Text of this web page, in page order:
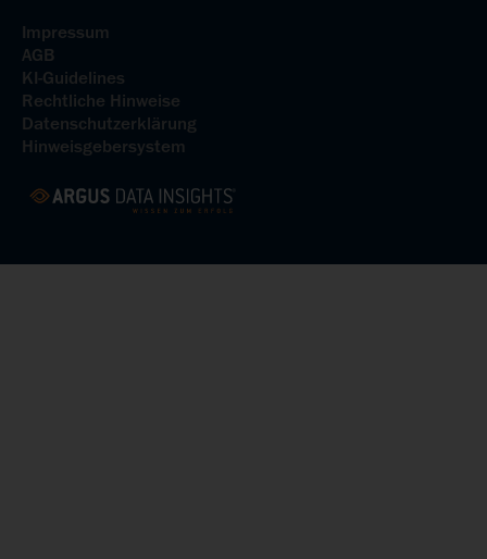
Impressum
AGB
KI-Guidelines
Rechtliche Hinweise
Datenschutzerklärung
Hinweisgebersystem